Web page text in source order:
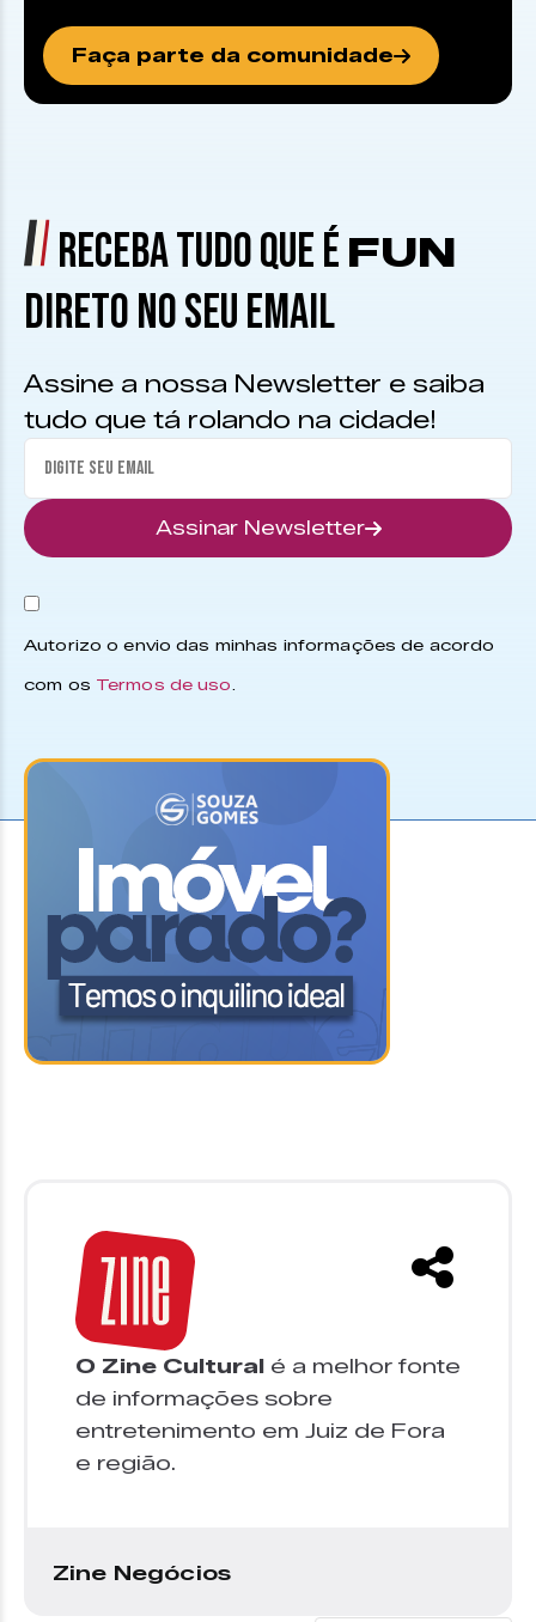
Faça parte da comunidade
RECEBA TUDO QUE É FUN
DIRETO NO SEU EMAIL
Assine a nossa Newsletter e saiba
tudo que tá rolando na cidade!
Assinar Newsletter
Autorizo o envio das minhas informações de acordo
com os Termos de uso
O Zine Cultural é a melhor fonte
de informações sobre
entretenimento em Juiz de Fora
e região.
Zine Negócios